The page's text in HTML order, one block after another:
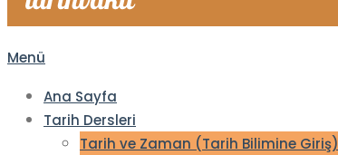
Menü
Ana Sayfa
Tarih Dersleri
Tarih ve Zaman (Tarih Bilimine Giriş)